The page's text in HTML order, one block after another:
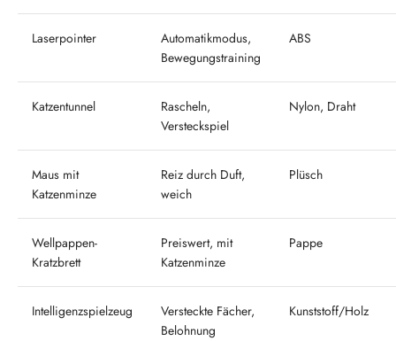
Laserpointer
Automatikmodus,
Bewegungstraining
ABS
Katzentunnel
Rascheln,
Versteckspiel
Nylon, Draht
Maus mit
Katzenminze
Reiz durch Duft,
weich
Plüsch
Wellpappen-
Kratzbrett
Preiswert, mit
Katzenminze
Pappe
Intelligenzspielzeug
Versteckte Fächer,
Belohnung
Kunststoff/Holz